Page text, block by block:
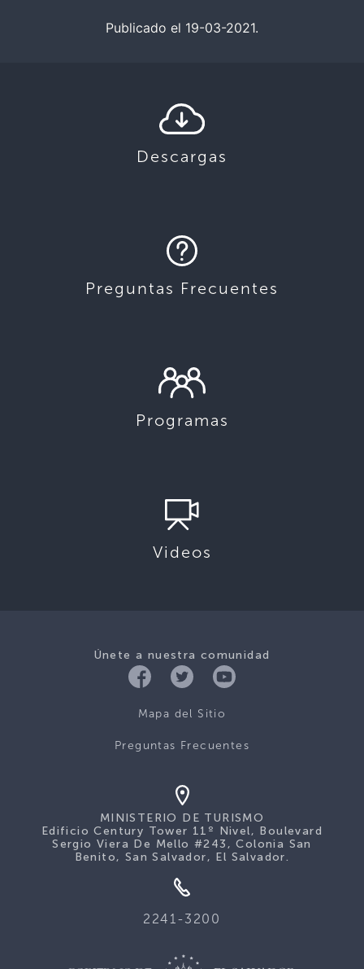
Publicado el 19-03-2021.
Descargas
Preguntas Frecuentes
Programas
Videos
Únete a nuestra comunidad
Mapa del Sitio
Preguntas Frecuentes
MINISTERIO DE TURISMO
Edificio Century Tower 11º Nivel, Boulevard
Sergio Viera De Mello #243, Colonia San
Benito, San Salvador, El Salvador.
2241-3200